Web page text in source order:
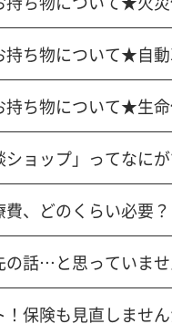
ち物について★自
ち物について★生
ショップ」ってなに
、どのくらい必要？
の話…と思っていませ
保険も見直しません